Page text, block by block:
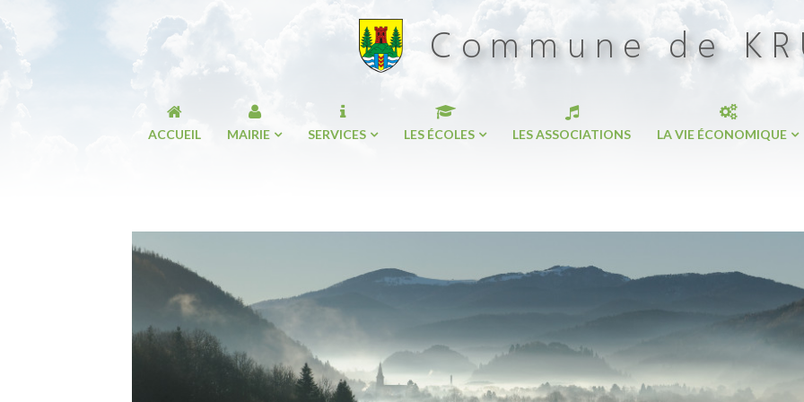
ACCUEIL MAIRIE SERVICES LES ÉCOLES LES ASSOCIATIONS LA VIE ÉCONOMIQUE